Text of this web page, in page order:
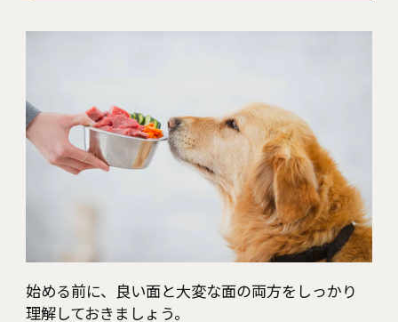
始める前に、良い面と大変な面の両方をしっかり
理解しておきましょう。